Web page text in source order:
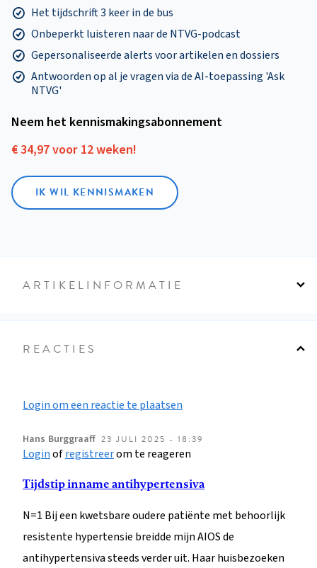
Het tijdschrift 3 keer in de bus
Onbeperkt luisteren naar de NTVG-podcast
Gepersonaliseerde alerts voor artikelen en dossiers
Antwoorden op al je vragen via de AI-toepassing 'Ask
NTVG'
Neem het kennismakings­abonnement
€ 34,97 voor 12 weken!
IK WIL KENNISMAKEN
ARTIKELINFORMATIE
REACTIES
Login om een reactie te plaatsen
Hans Burggraaff 23 JULI 2025 - 18:39
Loginofregistreerom te reageren
Tijdstip inname antihypertensiva
N=1 Bij een kwetsbare oudere patiënte met behoorlijk
resistente hypertensie breidde mijn AIOS de
antihypertensiva steeds verder uit. Haar huisbezoeken